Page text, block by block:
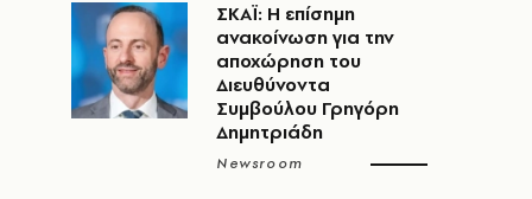
ΣΚΑΪ: Η επίσημη
ανακοίνωση για την
αποχώρηση του
Διευθύνοντα
Συμβούλου Γρηγόρη
Δημητριάδη
Newsroom